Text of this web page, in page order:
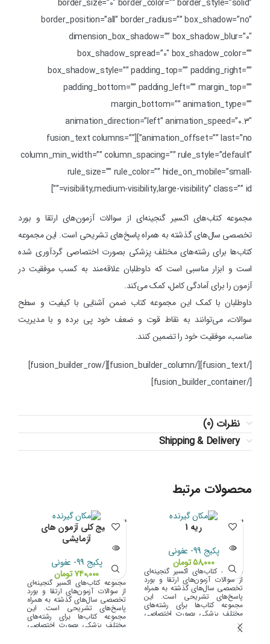
border_size=”0″ border_color=”” border_style=”solid”
border_position=”all” border_radius=”” box_shadow=”no”
dimension_box_shadow=”” box_shadow_blur=”0″
box_shadow_spread=”0″ box_shadow_color=””
box_shadow_style=”” padding_top=”” padding_right=””
padding_bottom=”” padding_left=”” margin_top=””
margin_bottom=”” animation_type=””
animation_direction=”left” animation_speed=”0.3″
animation_offset=”” last=”no”][fusion_text columns=””
column_min_width=”” column_spacing=”” rule_style=”default”
rule_size=”” rule_color=”” hide_on_mobile=”small-
visibility,medium-visibility,large-visibility” class=”” id=””]
مجموعه کتاب‌های اکسیر گنجینه‌ای از سوالات آزمون‌های ارتقا و بورد
تخصصی سال‌های گذشته به همراه پاسخ‌های تشریحی است. این مجموعه
کتاب‌ها برای رشته‌های مختلف پزشکی بصورت اختصاصی گردآوری شده
است و ابزار مناسبی است که داوطلبان علاقه‌مند به کسب موفقیت در
آزمون را برای آمادگی کامل، کمک می‌کند.
داوطلبان با کمک این مجموعه کتاب ضمن آشنایی با کیفیت و سطح
سوالات، می‌توانند به نقاط قوت و ضعف خود پی برده و با مدیریت
مناسب، موفقیت خود را تضمین کنند.
[/fusion_text][/fusion_builder_column][/fusion_builder_row]
[/fusion_builder_container]
نظرات (0)
Shipping & Delivery
محصولات مرتبط
اتمام مو
جودی
ریه 1
پکیج 99- عفونی
۵۸,۰۰۰تومان
مجموعه کتاب‌های اکسیر گنجینه‌ای
از سوالات آزمون‌های ارتقا و بورد
تخصصی سال‌های گذشته به همراه
پاسخ‌های تشریحی است. این
مجموعه کتاب‌ها برای رشته‌های
مختلف پزشکی بصورت اختصاصی
گردآوری شده است و ابزار مناسبی
است که داوطلبان علاقه‌مند به
اتمام مو
جودیپکیج کلی آزمون های
آزمایشی
پکیج 99- عفونی
۷۴۰,۰۰۰ تومان
مجموعه کتاب‌های اکسیر گنجینه‌ای
از سوالات آزمون‌های ارتقا و بورد
تخصصی سال‌های گذشته به همراه
پاسخ‌های تشریحی است. این
مجموعه کتاب‌ها برای رشته‌های
مختلف پزشکی بصورت اختصاصی